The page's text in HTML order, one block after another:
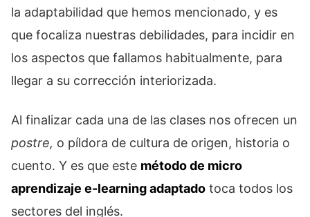
la adaptabilidad que hemos mencionado, y es
que focaliza nuestras debilidades, para incidir en
los aspectos que fallamos habitualmente, para
llegar a su corrección interiorizada.
Al finalizar cada una de las clases nos ofrecen un
postre, o píldora de cultura de origen, historia o
cuento. Y es que este método de micro
aprendizaje e-learning adaptado toca todos los
sectores del inglés.